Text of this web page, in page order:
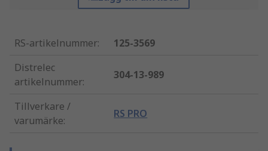
RS-artikelnummer:
125-3569
Distrelec
artikelnummer:
304-13-989
Tillverkare /
varumärke:
RS PRO